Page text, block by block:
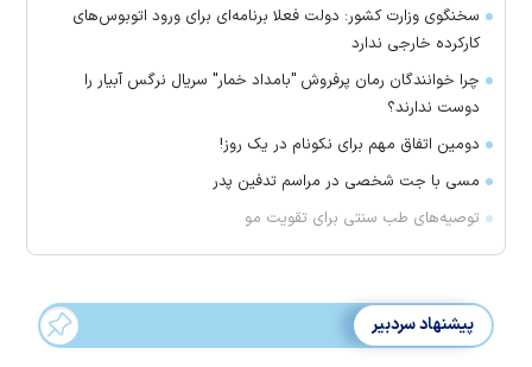
سخنگوی وزارت کشور: دولت فعلا برنامه‌ای برای ورود اتوبوس‌های
کارکرده خارجی ندارد
چرا خوانندگان رمان پرفروش "بامداد خمار" سریال نرگس آبیار را
دوست ندارند؟
دومین اتفاق مهم برای نکونام در یک روز!
مسی با جت شخصی در مراسم تدفین پدر
توصیه‌های طب سنتی برای تقویت مو
پیشنهاد سردبیر